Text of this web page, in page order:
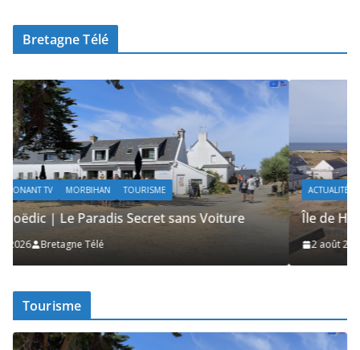
Bretagne Télé
ACTUALITÉS | KELEIER ÎLES DU PONANT TV MORBIHAN TOURISME
Île de Hoëdic | Le Sémaphore ouvert au Public
2 août 2026 Bretagne Télé
Tourisme